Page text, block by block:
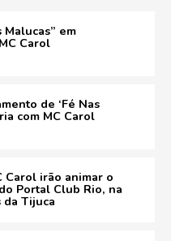
Malucas” em
Carol
de ‘Fé Nas
com MC Carol
Carol irão animar o
Portal Club Rio, na
da Tijuca